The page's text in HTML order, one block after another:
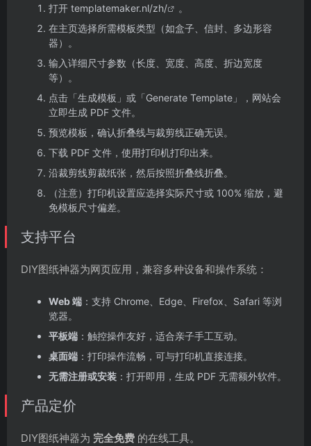
打开 templatemaker.nl/zh/
。
在主页选择所需模板类型（如盒子、信封、多边形容
器）。
输入详细尺寸参数（长度、宽度、高度、折边宽度
等）。
点击「生成模板」或「Generate Template」，网站会
立即生成 PDF 文件。
预览模板，确认折叠线与裁剪线正确无误。
下载 PDF 文件，使用打印机打印出来。
沿裁剪线剪裁纸张，然后按照折叠线折叠。
（注意）打印机设置应选择实际尺寸或 100% 缩放，避
免模板尺寸偏差。
支持平台
DIY图纸神器为网页应用，兼容多种设备和操作系统：
Web 端 ：支持 Chrome、Edge、Firefox、Safari 等浏
览器。
平板端 ：触控操作友好，适合亲子手工互动。
桌面端 ：打印操作流畅，可与打印机直接连接。
无需注册或安装 ：打开即用，生成 PDF 无需额外软件。
产品定价
DIY图纸神器为 完全免费 的在线工具。